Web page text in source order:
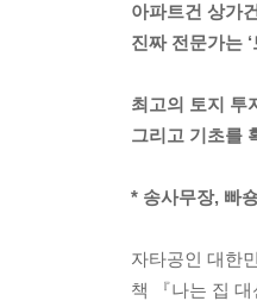
아파트건 상가
진짜 전문가는
최고의 토지 투
그리고 기초를
* 송사무장, 빠
자타공인 대한
책 『나는 집